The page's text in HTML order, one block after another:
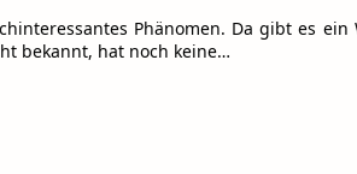
Phänomen. Da gibt es
bekannt, hat noch keine…